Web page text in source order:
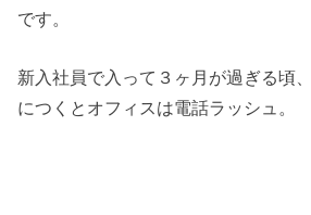
です。
新入社員で入って３ヶ月が過ぎる頃
につくとオフィスは電話ラッシュ。